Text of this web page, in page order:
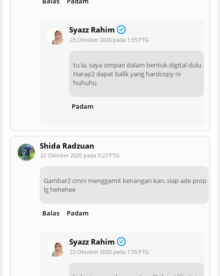
Syazz Rahim
23 Oktober 2020 pada 1:55 PTG
tu la, saya simpan dalam bentuk digital dulu.
Harap2 dapat balik yang hardcopy ni
huhuhu
Padam
Shida Radzuan
22 Oktober 2020 pada 5:27 PTG
Gambar2 cmni menggamit kenangan kan..siap ade prop
lg hehehee
Balas Padam
Syazz Rahim
23 Oktober 2020 pada 1:55 PTG